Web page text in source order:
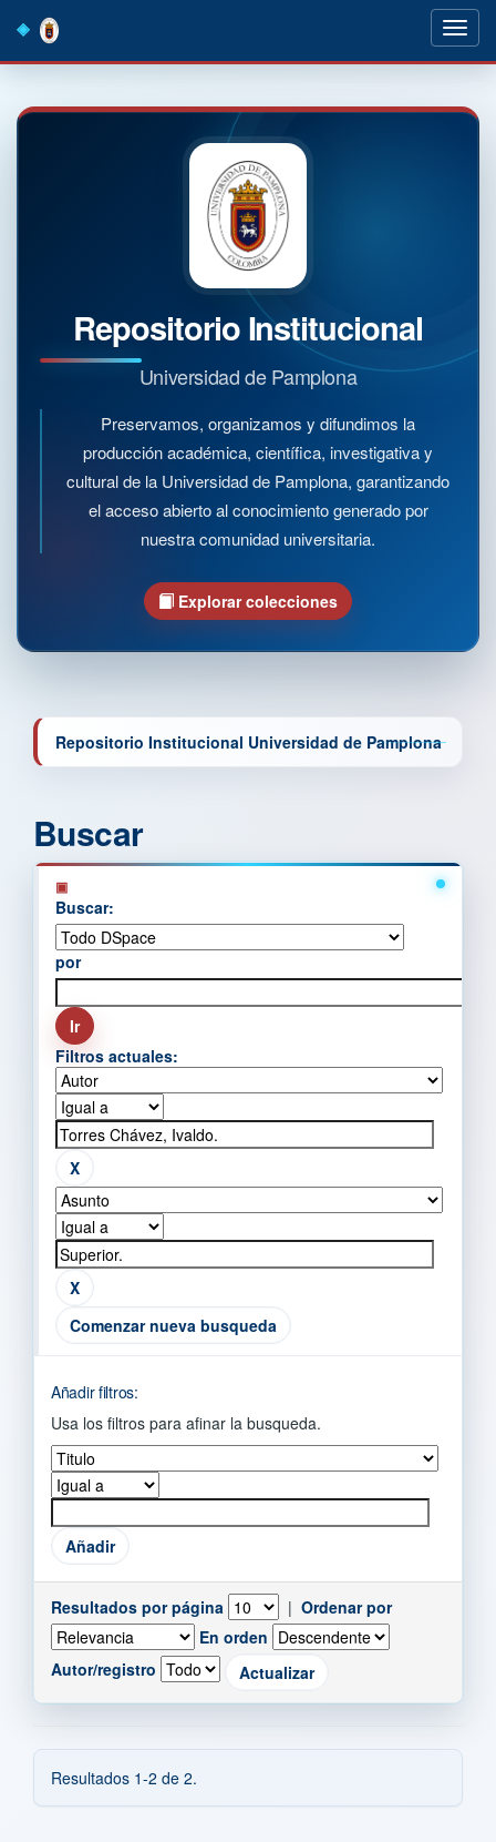
navigation
Repositorio Institucional
Universidad de Pamplona
Preservamos, organizamos y difundimos la
producción académica, científica, investigativa y
cultural de la Universidad de Pamplona, garantizando
el acceso abierto al conocimiento generado por
nuestra comunidad universitaria.
Explorar colecciones
Repositorio Institucional Universidad de Pamplona
Buscar
Buscar:
por
Filtros actuales:
Comenzar nueva busqueda
Añadir filtros:
Usa los filtros para afinar la busqueda.
Resultados por página | Ordenar por
En orden
Autor/registro
Resultados 1-2 de 2.